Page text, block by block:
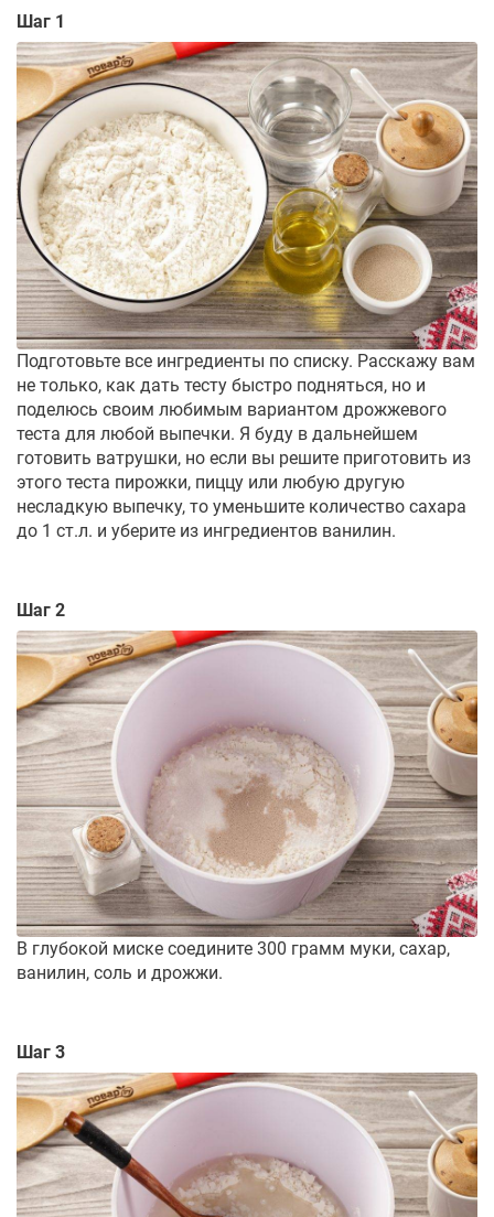
Шаг 1
Подготовьте все ингредиенты по списку. Расскажу вам
не только, как дать тесту быстро подняться, но и
поделюсь своим любимым вариантом дрожжевого
теста для любой выпечки. Я буду в дальнейшем
готовить ватрушки, но если вы решите приготовить из
этого теста пирожки, пиццу или любую другую
несладкую выпечку, то уменьшите количество сахара
до 1 ст.л. и уберите из ингредиентов ванилин.
Шаг 2
В глубокой миске соедините 300 грамм муки, сахар,
ванилин, соль и дрожжи.
Шаг 3